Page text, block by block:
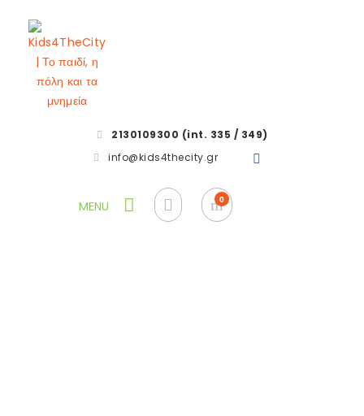
2130109300 (int. 335 / 349)
info@kids4thecity.gr